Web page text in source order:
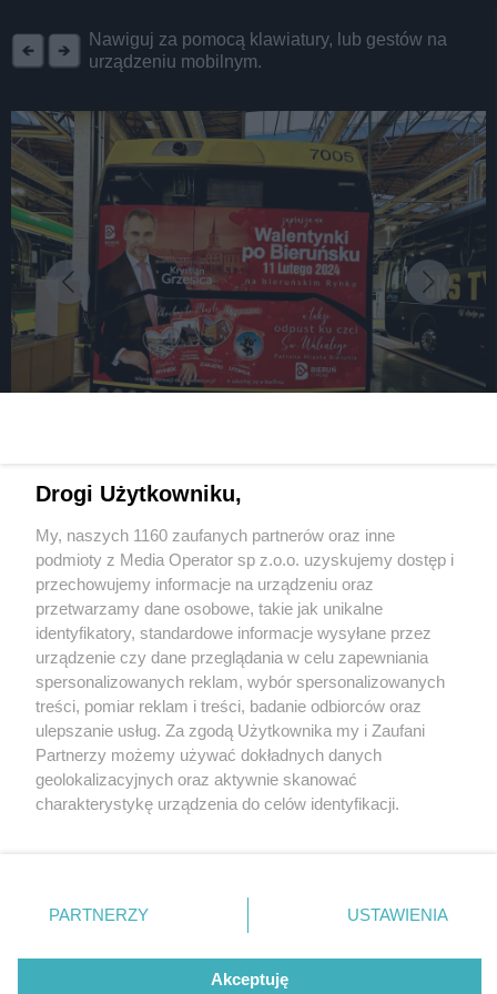
Nawiguj za pomocą klawiatury, lub gestów na
urządzeniu mobilnym.
Walentynkowy bus kursuje z Tychów do Bierunia,
miasta św. Walentego
3 / 5
423735503 899116578520262
176231165407206673 n
denoised sharpened light
100
Wydawca mediów lokalnych
Nie zapomnij
zapoznać się z:
polityką prywatności regulamin korzystania z portali
Twojemiasto
Piekary Śląskie
Chorzów
Tarnowskie Góry
Gliwice
Skontakuj sięz nami
Kontakt
Wydawca
Redakcja
Drogi Użytkowniku,
My, naszych 1160 zaufanych partnerów oraz inne
podmioty z Media Operator sp z.o.o. uzyskujemy dostęp i
przechowujemy informacje na urządzeniu oraz
przetwarzamy dane osobowe, takie jak unikalne
identyfikatory, standardowe informacje wysyłane przez
urządzenie czy dane przeglądania w celu zapewniania
spersonalizowanych reklam, wybór spersonalizowanych
treści, pomiar reklam i treści, badanie odbiorców oraz
ulepszanie usług. Za zgodą Użytkownika my i Zaufani
Partnerzy możemy używać dokładnych danych
geolokalizacyjnych oraz aktywnie skanować
charakterystykę urządzenia do celów identyfikacji.
zmienić/wycofać klikając przycisk ustawień prywatności
znajdujący się w lewym dolnym rogu strony
rodzaje przetwarzania danych nie wymagają zgody
użytkownika, ale masz prawo sprzeciwić się takiemu
PARTNERZY USTAWIENIA
Akceptuję